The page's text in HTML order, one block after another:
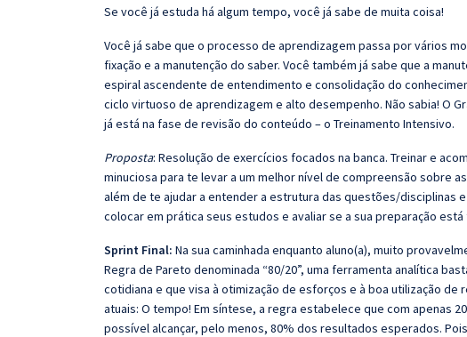
Se você já estuda há algum tempo, você já sabe de muita coisa!
Você já sabe que o processo de aprendizagem passa por vários
fixação e a manutenção do saber. Você também já sabe que a
espiral ascendente de entendimento e consolidação do
ciclo virtuoso de aprendizagem e alto desempenho. Não sabia! O
já está na fase de revisão do conteúdo – o Treinamento Intensivo.
Proposta: Resolução de exercícios focados na banca. Treinar e
minuciosa para te levar a um melhor nível de compreensão sobre
além de te ajudar a entender a estrutura das questões/disciplinas
colocar em prática seus estudos e avaliar se a sua preparação
Sprint Final: Na sua caminhada enquanto aluno(a), muito
Regra de Pareto denominada “80/20”, uma ferramenta analítica
cotidiana e que visa à otimização de esforços e à boa utilização
atuais: O tempo! Em síntese, a regra estabelece que com apenas
possível alcançar, pelo menos, 80% dos resultados esperados.